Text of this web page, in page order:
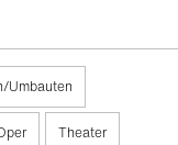
Umbauten
Theater